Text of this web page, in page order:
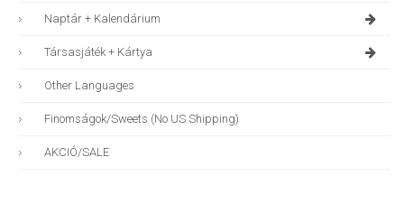
Naptár + Kalendárium
Társasjáték + Kártya
Other Languages
Finomságok/sweets (no US Shipping)
AKCIÓ/SALE